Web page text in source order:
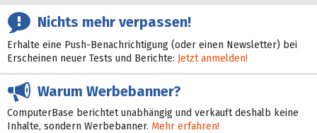
Nichts mehr verpassen!
Erhalte eine Push-Benachrichtigung (oder einen Newsletter) bei
Erscheinen neuer Tests und Berichte: Jetzt anmelden!
Warum Werbebanner?
ComputerBase berichtet unabhängig und verkauft deshalb keine
Inhalte, sondern Werbebanner. Mehr erfahren!